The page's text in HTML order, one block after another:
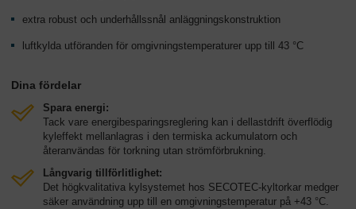
extra robust och underhållssnål anläggningskonstruktion
luftkylda utföranden för omgivningstemperaturer upp till 43 °C
Dina fördelar
Spara energi:
Tack vare energibesparingsreglering kan i dellastdrift överflödig
kyleffekt mellanlagras i den termiska ackumulatorn och
återanvändas för torkning utan strömförbrukning.
Långvarig tillförlitlighet:
Det högkvalitativa kylsystemet hos SECOTEC-kyltorkar medger
säker användning upp till en omgivningstemperatur på +43 °C.